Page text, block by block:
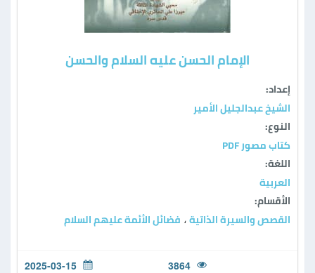
الإمام الحسن عليه السلام والحسن
إعداد:
الشيخ عبدالجليل الأمير
النوع:
كتاب مصور PDF
اللغة:
العربية
الأقسام:
القصص والسيرة الذاتية ، فضائل الأئمة عليهم السلام
3864
2025-03-15